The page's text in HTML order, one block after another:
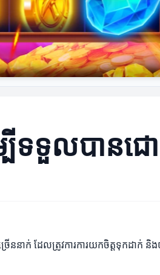
ម្បីទទួលបាន
ើននាក់ ដែលត្រូវការការយកចិត្តទុកដាក់ និ